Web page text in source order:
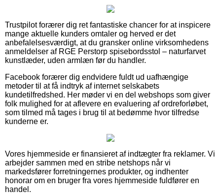
Trustpilot forærer dig ret fantastiske chancer for at inspicere
mange aktuelle kunders omtaler og herved er det
anbefalelsesværdigt, at du gransker online virksomhedens
anmeldelser af RGE Perstorp spisebordsstol – naturfarvet
kunstlæder, uden armlæn før du handler.
Facebook forærer dig endvidere fuldt ud uafhængige
metoder til at få indtryk af internet selskabets
kundetilfredshed. Her møder vi en del webshops som giver
folk mulighed for at aflevere en evaluering af ordreforløbet,
som tilmed må tages i brug til at bedømme hvor tilfredse
kunderne er.
Vores hjemmeside er finansieret af indtægter fra reklamer. Vi
arbejder sammen med en stribe netshops når vi
markedsfører forretningernes produkter, og indhenter
honorar om en bruger fra vores hjemmeside fuldfører en
handel.